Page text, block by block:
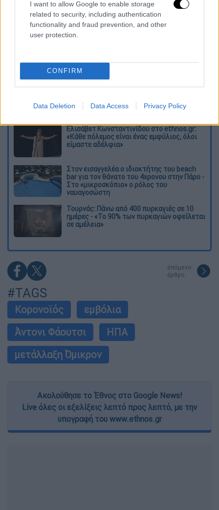
I want to allow Google to enable storage
related to security, including authentication
functionality and fraud prevention, and other
user protection.
CONFIRM
Data Deletion Data Access Privacy Policy
Διαβάστε ακόμη
O στρατηγός ήταν σχιζοφρενής, εμμονικός,
Εκείνος που άλλαξε την πορεία της
Ιστορίας!
Ελισάβετ Κωνσταντινίδου στο ethnos.gr:
«Κάθε πόλεμος είναι ένας εμφύλιος, όλοι
είμαστε αδέλφια»
Στον εισαγγελέα ο ιδιοκτήτης του beach
bar για τον θάνατο του 4χρονου στην Πάρο -
Στο «μικροσκόπιο» ο ρόλος του
ναυαγοσώστη
Τουρνάς: Πάνω από 400 πυρκαγιές σε 10
ημέρες - «Το 90% των πυρκαγιών οφείλεται
σε αμέλεια»
επόμενο
άρθρο
#TAGS
Κορονοϊός
εμβόλια
Άντονι Φάουτσι
ΗΠΑ
μετάλλαξη Όμικρον
Ακολούθησε το Έθνος στο Google News!
Live όλες οι εξελίξεις λεπτό προς λεπτό, με την
υπογραφή του www.ethnos.gr